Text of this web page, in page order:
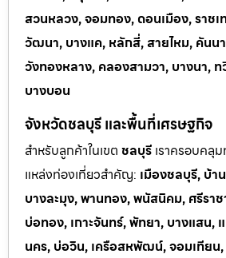
สวนหลวง, จอมทอง, ดอนเมือง, ราชเ
วัฒนา, บางแค, หลักสี่, สายไหม, คันน
วังทองหลาง, คลองสามวา, บางนา,
บางบอน
จังหวัดชลบุรี และพื้นที่เศรษฐกิจ
สำหรับลูกค้าในเขต ชลบุรี เราครอบคลุ
แหล่งท่องเที่ยวสำคัญ: เมืองชลบุรี, บ้
บางละมุง, พานทอง, พนัสนิคม, ศรีรา
บ่อทอง, เกาะจันทร์, พัทยา, บางแสน,
นคร, บ่อวิน, เครือสหพัฒน์, จอมเทียน,